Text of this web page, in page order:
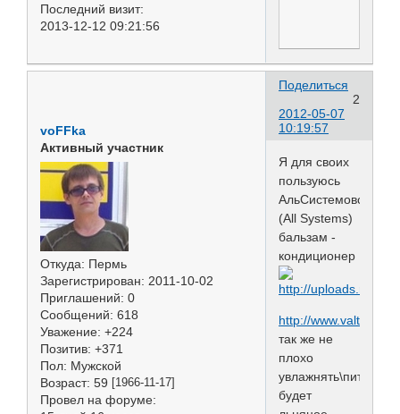
Последний визит:
2013-12-12 09:21:56
Поделиться
2
2012-05-07
10:19:57
voFFka
Активный участник
Откуда: Пермь
Зарегистрирован: 2011-10-02
Приглашений: 0
Сообщений: 618
Уважение: +224
Позитив: +371
Пол: Мужской
Возраст: 59 [1966-11-17]
Провел на форуме:
Я для своих
пользуюсь
АльСистемовским
(All Systems)
бальзам -
кондиционер
http://www.valta.ru/i/
так же не
плохо
увлажнять\питать
будет